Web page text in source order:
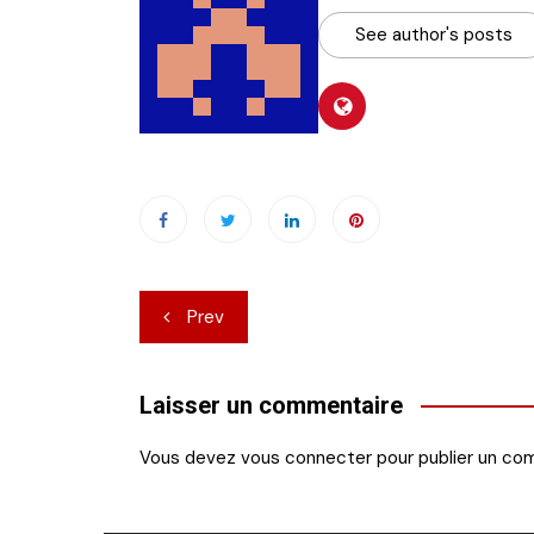
See author's posts
Navigation
de
l’article
Prev
Laisser un commentaire
Vous devez vous connecter pour publier un